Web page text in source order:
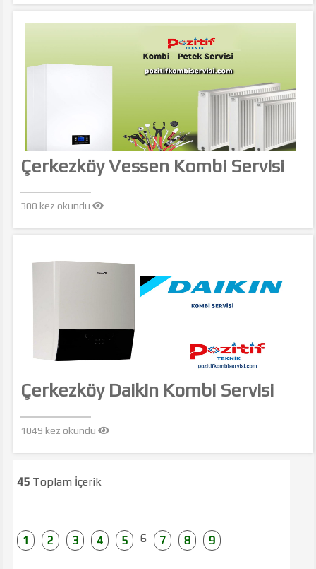
Çerkezköy Vessen Kombi Servisi
300 kez okundu
Çerkezköy Daikin Kombi Servisi
1049 kez okundu
45Toplam İçerik
1 2 3 4 5 6 7 8 9